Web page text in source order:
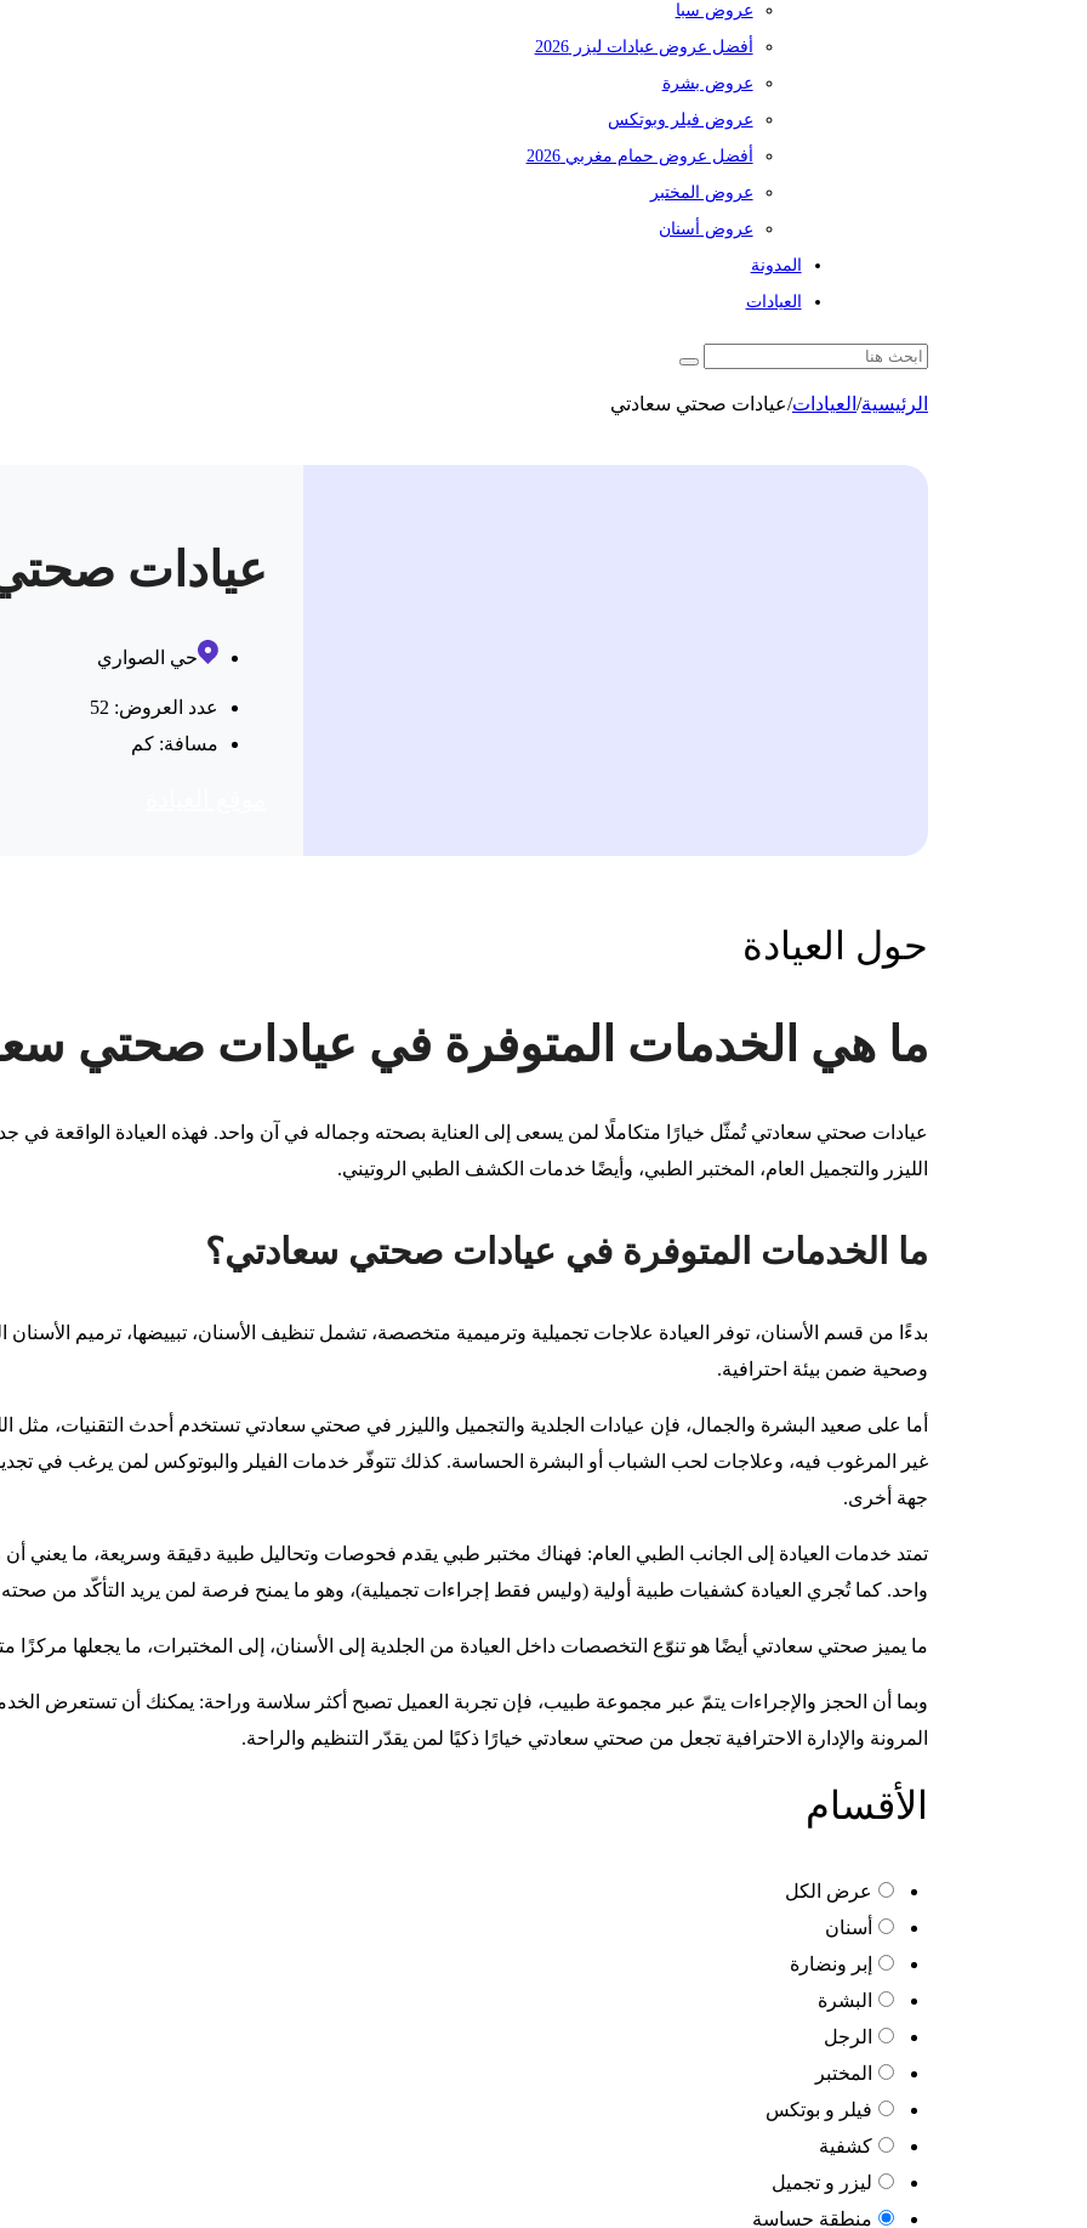
عروض سبا
أفضل عروض عيادات ليزر 2026
عروض بشرة
عروض فيلر وبوتكس
أفضل عروض حمام مغربي 2026
عروض المختبر
عروض أسنان
المدونة
العيادات
الرئيسية/ العيادات/عيادات صحتي سعادتي
عيادات
حي الصواري
عدد العروض: 52
مسافة:كم
حول العيادة
ما هي الخدمات المتوفرة في عيادات صحتي
عيادات صحتي سعادتي تُمثّل خيارًا متكاملًا لمن يسعى إلى العناية بصحته وجماله في آن واحد. فهذه العيادة الواقعة في
الليزر والتجميل العام، المختبر الطبي، وأيضًا خدمات الكشف الطبي الروتيني.
ما الخدمات المتوفرة في عيادات صحتي سعادتي؟
بدءًا من قسم الأسنان، توفر العيادة علاجات تجميلية وترميمية متخصصة، تشمل تنظيف الأسنان، تبييضها، ترميم الأسنان
وصحية ضمن بيئة احترافية.
أما على صعيد البشرة والجمال، فإن عيادات الجلدية والتجميل والليزر في صحتي سعادتي تستخدم أحدث التقنيات، مثل
غير المرغوب فيه، وعلاجات لحب الشباب أو البشرة الحساسة. كذلك تتوفّر خدمات الفيلر والبوتوكس لمن يرغب في
جهة أخرى.
تمتد خدمات العيادة إلى الجانب الطبي العام: فهناك مختبر طبي يقدم فحوصات وتحاليل طبية دقيقة وسريعة، ما يعني أن
واحد. كما تُجري العيادة كشفيات طبية أولية (وليس فقط إجراءات تجميلية)، وهو ما يمنح فرصة لمن يريد التأكّد من
ما يميز صحتي سعادتي أيضًا هو تنوّع التخصصات داخل العيادة من الجلدية إلى الأسنان، إلى المختبرات، ما يجعلها مركزًا
وبما أن الحجز والإجراءات يتمّ عبر مجموعة طبيب، فإن تجربة العميل تصبح أكثر سلاسة وراحة: يمكنك أن تستعرض
المرونة والإدارة الاحترافية تجعل من صحتي سعادتي خيارًا ذكيًا لمن يقدّر التنظيم والراحة.
الأقسام
عرض الكل
أسنان
إبر ونضارة
البشرة
الرجل
المختبر
فيلر و بوتكس
كشفية
ليزر و تجميل
منطقة حساسة